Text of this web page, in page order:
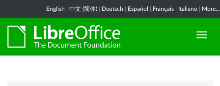
English 中文 (简体) Deutsch Español Français Italiano More...